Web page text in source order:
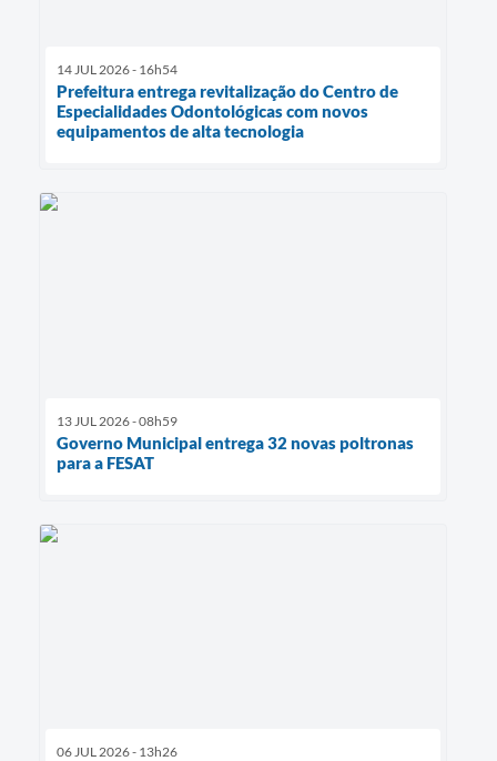
14 JUL 2026 - 16h54
Prefeitura entrega revitalização do Centro de
Especialidades Odontológicas com novos
equipamentos de alta tecnologia
13 JUL 2026 - 08h59
Governo Municipal entrega 32 novas poltronas
para a FESAT
06 JUL 2026 - 13h26